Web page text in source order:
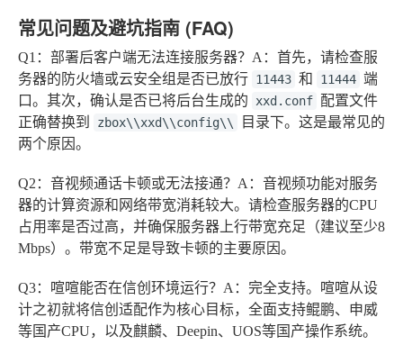
常见问题及避坑指南 (FAQ)
Q1：部署后客户端无法连接服务器？ A：首先，请检查服
务器的防火墙或云安全组是否已放行 11443 和 11444 端
口。其次，确认是否已将后台生成的
xxd.conf 配置文件
正确替换到
zbox\\xxd\\config\\
目录下。这是最常见的
两个原因。
Q2：音视频通话卡顿或无法接通？ A：音视频功能对服务
器的计算资源和网络带宽消耗较大。请检查服务器的CPU
占用率是否过高，并确保服务器上行带宽充足（建议至少8
Mbps）。带宽不足是导致卡顿的主要原因。
Q3：喧喧能否在信创环境运行？ A：完全支持。喧喧从设
计之初就将信创适配作为核心目标，全面支持鲲鹏、申威
等国产CPU，以及麒麟、Deepin、UOS等国产操作系统。